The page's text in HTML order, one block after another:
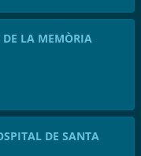
DE LA MEMÒRIA
DE SANTA